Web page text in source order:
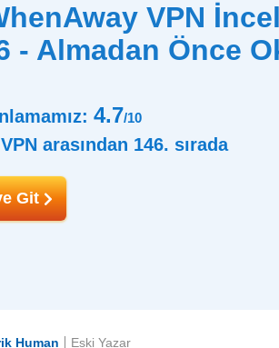
VPN
- Almadan Önce
4.7/10
VPN arasından 146. sırada
Git
Human
Eski Yazar